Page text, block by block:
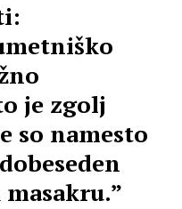
je zgolj
so namesto